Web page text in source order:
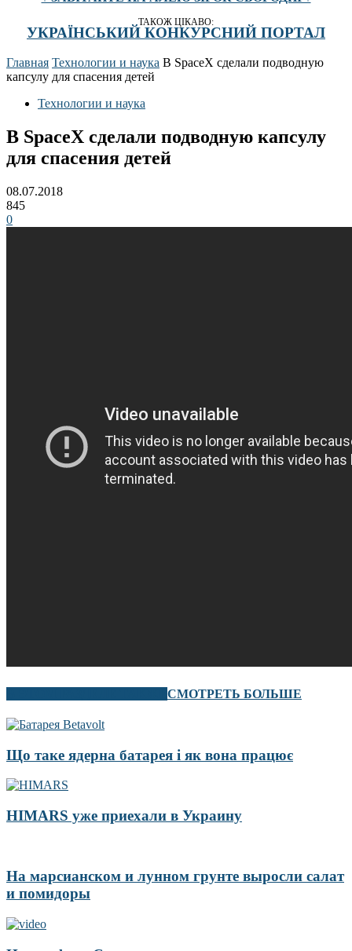
ТАКОЖ ЦІКАВО:
УКРАЇНСЬКИЙ КОНКУРСНИЙ ПОРТАЛ
Главная Технологии и наука В SpaceX сделали подводную
капсулу для спасения детей
Технологии и наука
В SpaceX сделали подводную капсулу
для спасения детей
08.07.2018
845
0
СМОТРЕТЬ БОЛЬШЕ
Що таке ядерна батарея і як вона працює
HIMARS уже приехали в Украину
На марсианском и лунном грунте выросли салат
и помидоры